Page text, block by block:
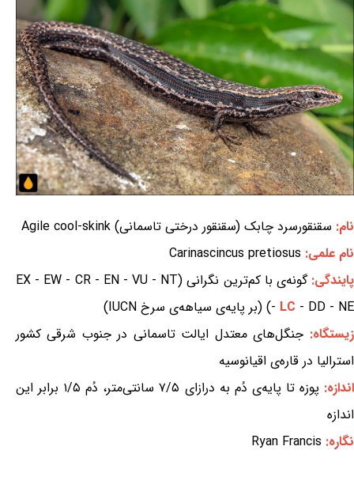
نام: سقنقورسرد چابک (سقنقور درختی تاسمانی) Agile cool-skink
نام علمی: Carinascincus pretiosus
پایندگی:
گونه‌ی با کم‌ترین نگرانی (EX - EW - CR - EN - VU - NT
- LC - DD - NE) (بر پایه‌ی سیاهه‌ی سرخ IUCN)
زیستگاه: جنگل‌های معتدل ایالت تاسمانی در جنوب شرقی کشور
استرالیا در قاره‌ی اقیانوسیه
اندازه:
پوزه تا پایه‌ی دُم به درازای ۷/۵ سانتی‌متر، دُم ۱/۵ برابر این
اندازه
نگاره: Ryan Francis